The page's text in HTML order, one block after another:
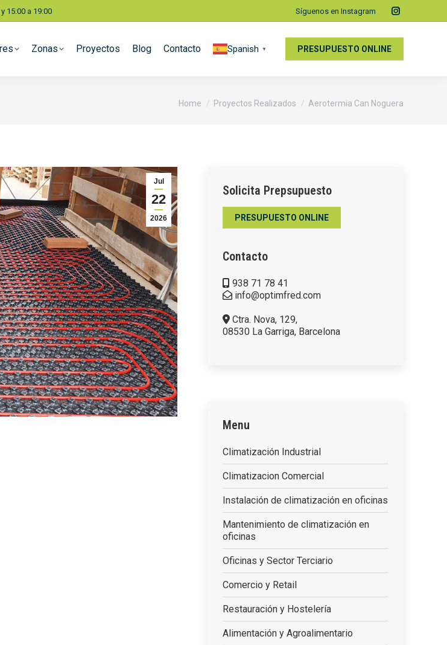
15:00 a 19:00 Síguenos en Instagram
Instagram
Zonas Proyectos Blog Contacto Spanish ▼ PRESUPUESTO ONLINE
You are here:
Home Proyectos Realizados Aerotermia Can Noguera
Jul
22
2026
Solicita Prepsupuesto
PRESUPUESTO ONLINE
Contacto
938 71 78 41
info@optimfred.com
Ctra. Nova, 129,
08530 La Garriga, Barcelona
Menu
Climatización Industrial
Climatizacion Comercial
Instalación de climatización en oficinas
Mantenimiento de climatización en
oficinas
Oficinas y Sector Terciario
Comercio y Retail
Restauración y Hostelería
Alimentación y Agroalimentario